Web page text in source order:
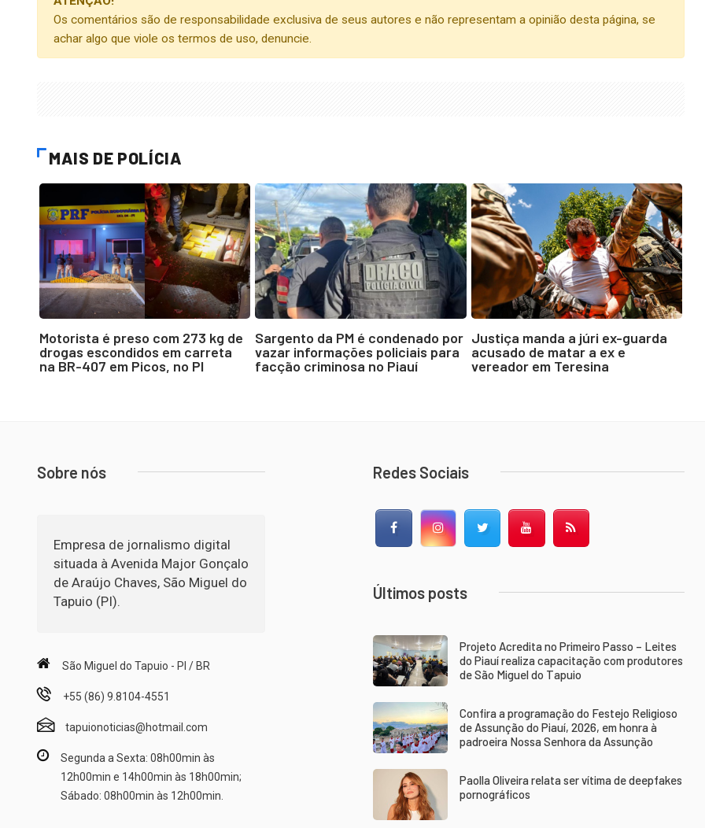
Os comentários são de responsabilidade exclusiva de seus autores e não representam a opinião desta página, se
achar algo que viole os termos de uso, denuncie.
MAIS DE POLÍCIA
Motorista é preso com 273 kg de
drogas escondidos em carreta
na BR-407 em Picos, no PI
Sargento da PM é condenado por
vazar informações policiais para
facção criminosa no Piauí
Justiça manda a júri ex-guarda
acusado de matar a ex e
vereador em Teresina
Sobre nós
Empresa de jornalismo digital
situada à Avenida Major Gonçalo
de Araújo Chaves, São Miguel do
Tapuio (PI).
São Miguel do Tapuio - PI / BR
+55 (86) 9.8104-4551
tapuionoticias@hotmail.com
Segunda a Sexta: 08h00min às
12h00min e 14h00min às 18h00min;
Sábado: 08h00min às 12h00min.
Redes Sociais
FacebookInstagram Twitter YouTube
Últimos posts
Projeto Acredita no Primeiro Passo – Leites
do Piauí realiza capacitação com produtores
de São Miguel do Tapuio
Confira a programação do Festejo Religioso
de Assunção do Piauí, 2026, em honra à
padroeira Nossa Senhora da Assunção
Paolla Oliveira relata ser vítima de deepfakes
pornográficos